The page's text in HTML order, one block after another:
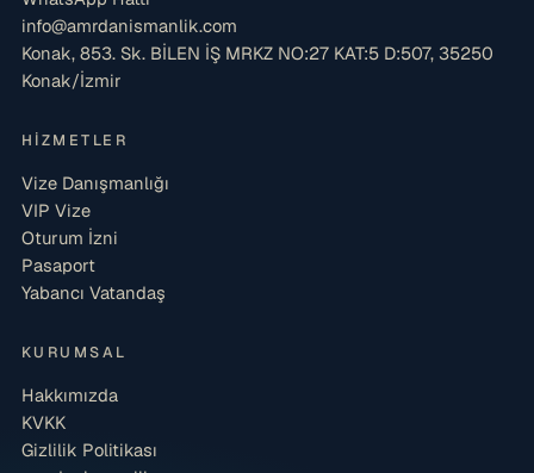
info@amrdanismanlik.com
Konak, 853. Sk. BİLEN İŞ MRKZ NO:27 KAT:5 D:507, 35250
Konak/İzmir
HIZMETLER
Vize Danışmanlığı
VIP Vize
Oturum İzni
Pasaport
Yabancı Vatandaş
KURUMSAL
Hakkımızda
KVKK
Gizlilik Politikası